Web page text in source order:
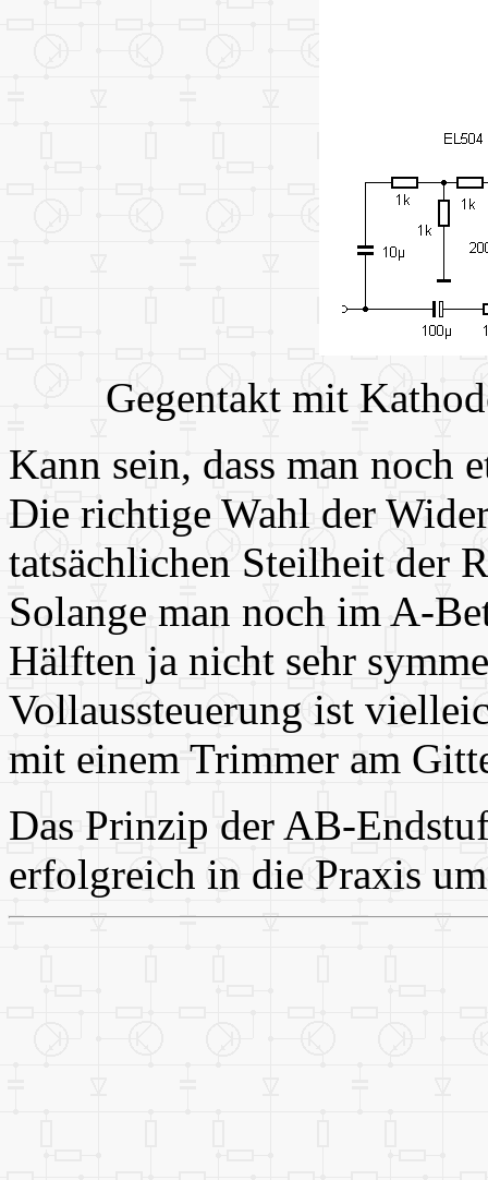
Gegentakt mit
Kann sein, dass man noch
Die richtige Wahl der
tatsächlichen Steilheit der
Solange man noch im A-
Hälften ja nicht sehr
Vollaussteuerung ist
mit einem Trimmer am
Das Prinzip der AB-
erfolgreich in die Praxis